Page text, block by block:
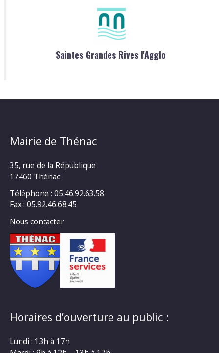
Saintes Grandes Rives l'Agglo
Mairie de Thénac
35, rue de la République
17460 Thénac
Téléphone : 05.46.92.63.58
Fax : 05.92.46.68.45
Nous contacter
Horaires d’ouverture au public :
Lundi : 13h à 17h